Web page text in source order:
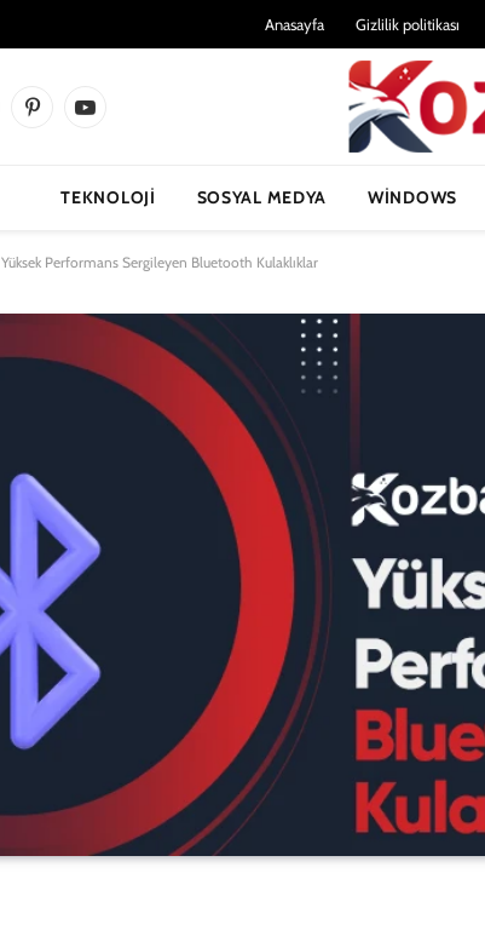
Anasayfa Gizlilik politikası
PinterestYouTube
TEKNOLOJI SOSYAL MEDYA WINDOWS
Yüksek Performans Sergileyen Bluetooth Kulaklıklar